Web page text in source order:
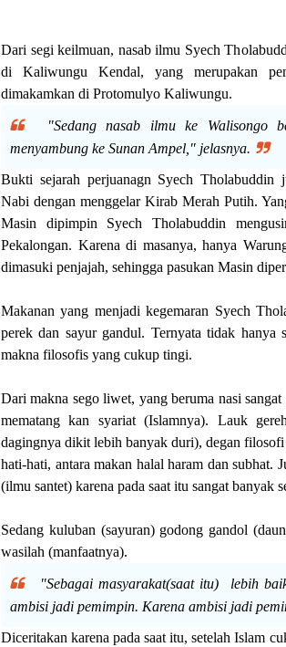
Dari segi keilmuan, nasab ilmu Syech
di Kaliwungu Kendal, yang merupakan
dimakamkan di Protomulyo Kaliwungu.
"Sedang nasab ilmu ke Walisongo
menyambung ke Sunan Ampel," jelasnya.
Bukti sejarah perjuanagn Syech Tholabuddin
Nabi dengan menggelar Kirab Merah Putih.
Masin dipimpin Syech Tholabuddin
Pekalongan. Karena di masanya, hanya
dimasuki penjajah, sehingga pasukan Masin
Makanan yang menjadi kegemaran Syech
perek dan sayur gandul. Ternyata tidak hanya
makna filosofis yang cukup tingi.
Dari makna sego liwet, yang beruma nasi
mematang kan syariat (Islamnya). Lauk
dagingnya dikit lebih banyak duri), degan
hati-hati, antara makan halal haram dan subhat.
(ilmu santet) karena pada saat itu sangat banyak
Sedang kuluban (sayuran) godong gandol
wasilah (manfaatnya).
"Sebagai masyarakat(saat itu) lebih
ambisi jadi pemimpin. Karena ambisi jadi
Diceritakan karena pada saat itu, setelah Islam